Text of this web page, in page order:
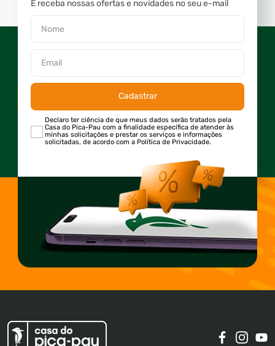
E receba nossas ofertas e novidades no seu e-mail
Cadastrar
Declaro ter ciência de que meus dados serão tratados pela
Casa do Pica-Pau com a finalidade específica de atender às
minhas solicitações e prestar os serviços e informações
solicitadas, de acordo com a Política de Privacidade.